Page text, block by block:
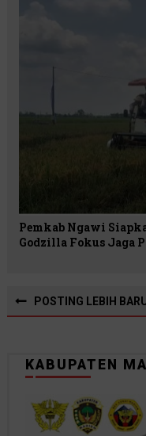
Pemkab Ngawi
Godzilla Fokus Jaga
POSTING LEBIH
KABUPATEN